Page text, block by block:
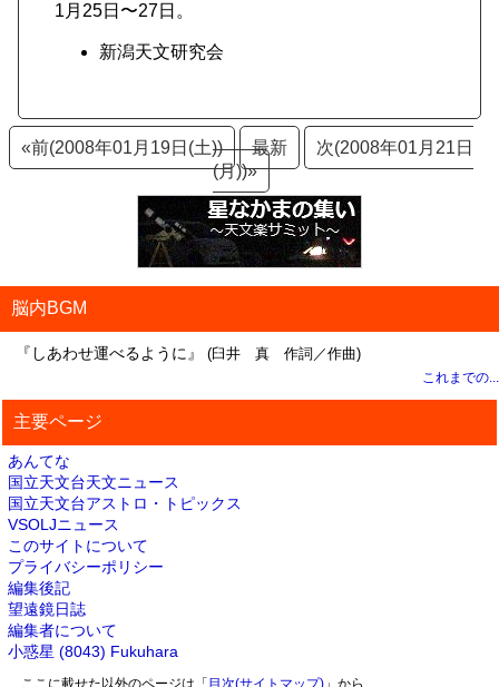
1月25日〜27日。
新潟天文研究会
«前(2008年01月19日(土)) 最新
次(2008年01月21日
(月))»
脳内BGM
『しあわせ運べるように』 (臼井 真 作詞／作曲)
これまでの...
主要ページ
あんてな
国立天文台天文ニュース
国立天文台アストロ・トピックス
VSOLJニュース
このサイトについて
プライバシーポリシー
編集後記
望遠鏡日誌
編集者について
小惑星 (8043) Fukuhara
ここに載せた以外のページは「 目次(サイトマップ)」から